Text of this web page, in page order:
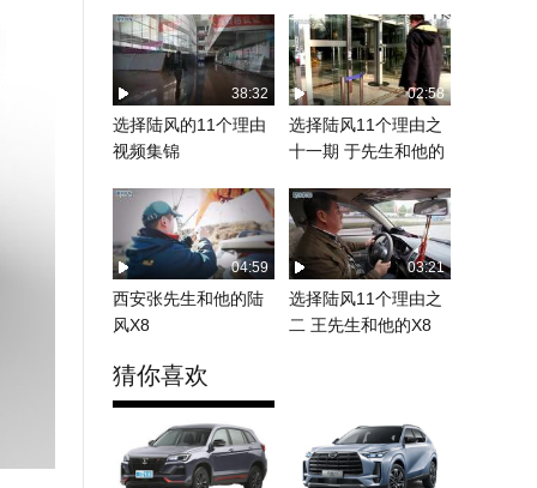
38:32
选择陆风的11个理由
视频集锦
02:58
选择陆风11个理由之
十一期 于先生和他的
04:59
西安张先生和他的陆
风X8
03:21
选择陆风11个理由之
二 王先生和他的X8
猜你喜欢